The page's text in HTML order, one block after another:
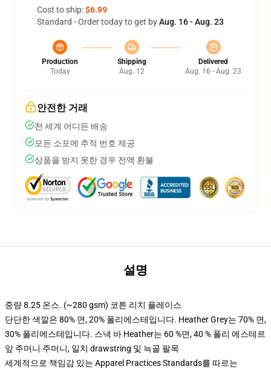
Cost to ship:$6.99
Standard - Order today to get byAug. 16 - Aug. 23
Production
Today
Shipping
Aug. 12
Delivered
Aug. 16 - Aug. 23
안전한 거래
전 세계 어디든 배송
모든 소포에 추적 번호 제공
상품을 받지 못한 경우 전액 환불
설명
중량 8.25 온스. (~280 gsm) 코튼 리치 플레이스
단단한 색깔은 80% 면, 20% 폴리에스테입니다. Heather Grey는 70% 면,
30% 폴리에스테입니다. 스낵 바 Heather는 60 %면, 40 % 폴리 에스테르
앞 주머니 주머니, 일치 drawstring 및 늑골 팔목
세계적으로 책임감 있는 Apparel Practices Standards를 따르는